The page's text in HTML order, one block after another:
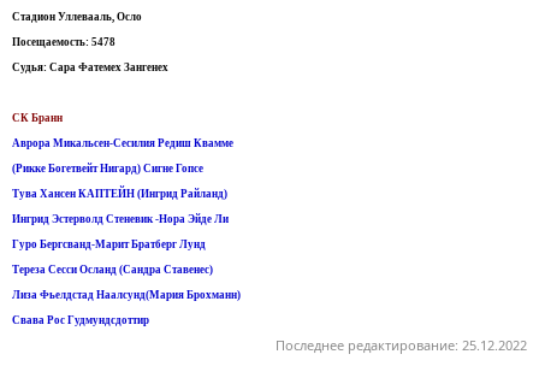
Стадион Уллевааль, Осло
Посещаемость: 5478
Судья: Сара Фатемех Зангенех
СК Бранн
Аврора Микальсен-Сесилия Редиш Квамме
(Рикке Богетвейт Нигард) Сигне Гопсе
Тува Хансен КАПТЕЙН (Ингрид Райланд)
Ингрид Эстерволд Стеневик -Нора Эйде Ли
Гуро Бергсванд-Марит Братберг Лунд
Тереза Сесси Осланд (Сандра Ставенес)
Лиза Фьелдстад Наалсунд(Мария Брохманн)
Свава Рос Гудмундсдоттир
Последнее редактирование: 25.12.2022